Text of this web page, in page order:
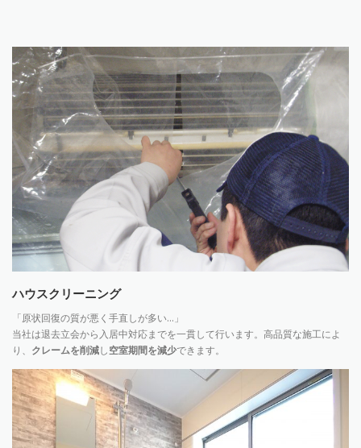
ハウスクリーニング
「原状回復の質が悪く手直しが多い…」
当社は退去立会から入居中対応までを一貫して行います。高品質な施工によ
り、 クレームを削減し空室期間を減少できます。